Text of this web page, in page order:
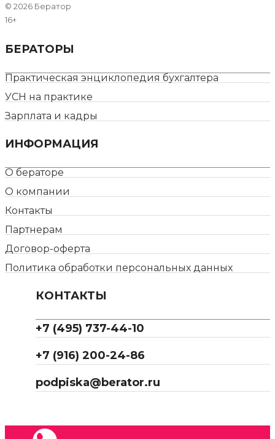
© 2026 Бератор
16+
БЕРАТОРЫ
Практическая энциклопедия бухгалтера
УСН на практике
Зарплата и кадры
ИНФОРМАЦИЯ
О бераторе
О компании
Контакты
Партнерам
Договор-оферта
Политика обработки персональных данных
КОНТАКТЫ
+7 (495) 737-44-10
+7 (916) 200-24-86
podpiska@berator.ru